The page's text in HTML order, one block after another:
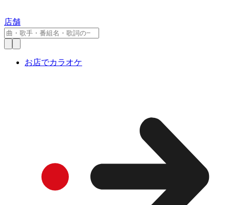
店舗
お店でカラオケ